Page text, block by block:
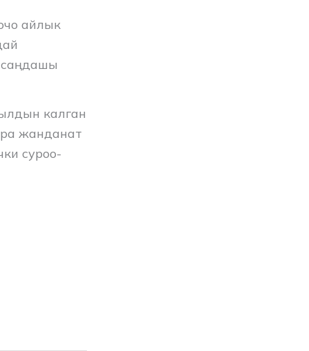
айлык
калган
жанданат
суроо-